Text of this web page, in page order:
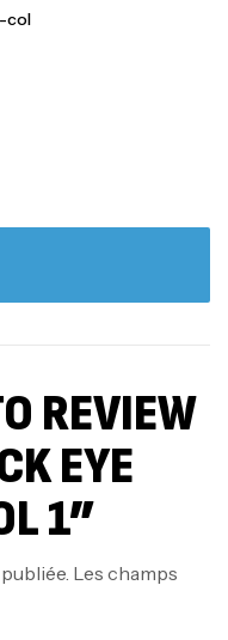
col
REVIEW
EYE
1”
Les champs